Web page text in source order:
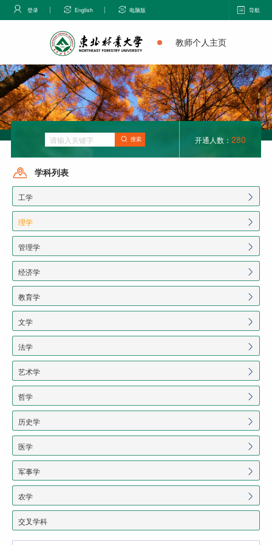
登录 English 电脑版 导航
教师个人主页
搜索 开通人数： 280
学科列表
工学
理学
管理学
经济学
教育学
文学
法学
艺术学
哲学
历史学
医学
军事学
农学
交叉学科